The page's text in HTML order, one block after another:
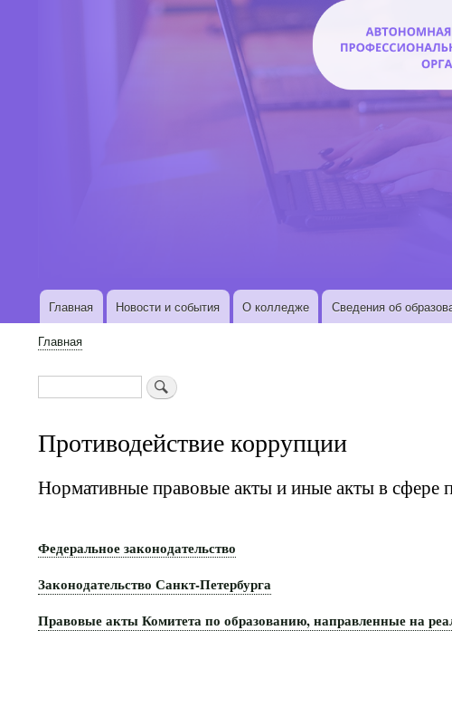
Основная
навигация
Главная Новости и события О колледже Сведения об
Строка
навигации
Главная
Поиск
Противодействие коррупции
Нормативные правовые акты и иные акты в сфере
Федеральное законодательство
Законодательство Санкт-Петербурга
Правовые акты Комитета по образованию, направленные на